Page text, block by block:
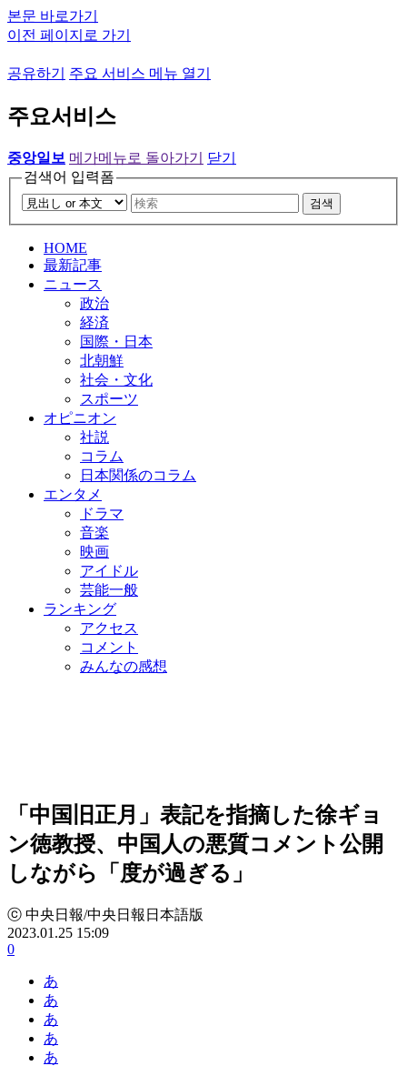
본문 바로가기
이전 페이지로 가기
공유하기 주요 서비스 메뉴 열기
주요서비스
중앙일보 메가메뉴로 돌아가기
닫기
검색어 입력폼
검색
HOME
最新記事
ニュース
政治
経済
国際・日本
北朝鮮
社会・文化
スポーツ
オピニオン
社説
コラム
日本関係のコラム
エンタメ
ドラマ
音楽
映画
アイドル
芸能一般
ランキング
アクセス
コメント
みんなの感想
「中国旧正月」表記を指摘した徐ギョ
ン徳教授、中国人の悪質コメント公開
しながら「度が過ぎる」
ⓒ 中央日報/中央日報日本語版
2023.01.25 15:09
0
あ
あ
あ
あ
あ